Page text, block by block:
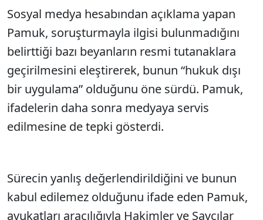
Sosyal medya hesabından açıklama yapan
Pamuk, soruşturmayla ilgisi bulunmadığını
belirttiği bazı beyanların resmi tutanaklara
geçirilmesini eleştirerek, bunun “hukuk dışı
bir uygulama” olduğunu öne sürdü. Pamuk,
ifadelerin daha sonra medyaya servis
edilmesine de tepki gösterdi.
Sürecin yanlış değerlendirildiğini ve bunun
kabul edilemez olduğunu ifade eden Pamuk,
avukatları aracılığıyla Hakimler ve Savcılar